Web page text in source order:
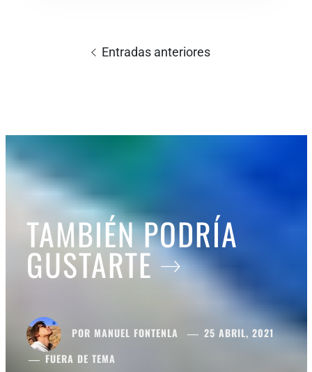
Entradas anteriores
TAMBIÉN PODRÍA
GUSTARTE
POR MANUEL FONTENLA
25 ABRIL, 2021
FUERA DE TEMA